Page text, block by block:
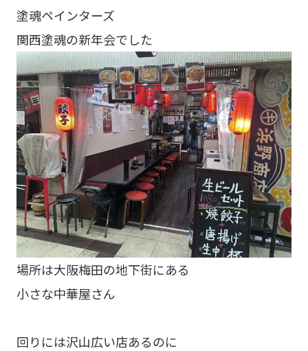
塗魂ペインターズ
関西塗魂の新年会でした
場所は大阪梅田の地下街にある
小さな中華屋さん
回りには沢山広い店あるのに